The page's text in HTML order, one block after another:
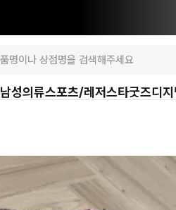
남성의류스포츠/레저스타굿즈디